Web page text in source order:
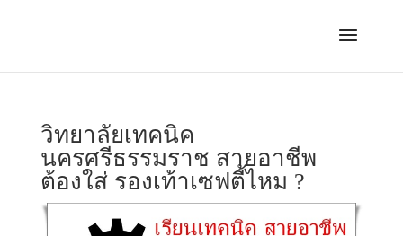
วิทยาลัยเทคนิค
นครศรีธรรมราช สายอาชีพ
ต้องใส่ รองเท้าเซฟตี้ไหม ?